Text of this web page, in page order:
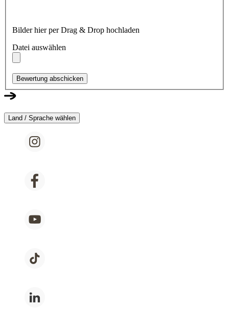
Bilder hier per Drag & Drop hochladen
Datei auswählen
Bewertung abschicken
Land / Sprache wählen